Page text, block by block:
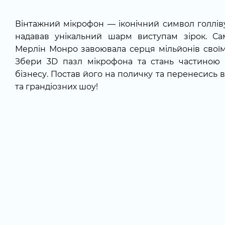
Вінтажний мікрофон — іконічний символ
надавав унікальний шарм виступам зірок.
Мерлін Монро завоювала серця мільйонів
Збери 3D пазл мікрофона та стань частиною
бізнесу. Постав його на поличку та перенесись
та грандіозних шоу!